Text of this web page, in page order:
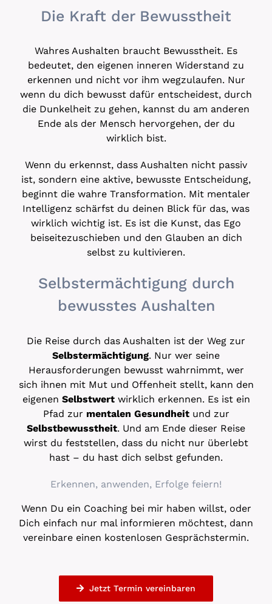
Die Kraft der Bewusstheit
Wahres Aushalten braucht Bewusstheit. Es
bedeutet, den eigenen inneren Widerstand zu
erkennen und nicht vor ihm wegzulaufen. Nur
wenn du dich bewusst dafür entscheidest, durch
die Dunkelheit zu gehen, kannst du am anderen
Ende als der Mensch hervorgehen, der du
wirklich bist.
Wenn du erkennst, dass Aushalten nicht passiv
ist, sondern eine aktive, bewusste Entscheidung,
beginnt die wahre Transformation. Mit mentaler
Intelligenz schärfst du deinen Blick für das, was
wirklich wichtig ist. Es ist die Kunst, das Ego
beiseitezuschieben und den Glauben an dich
selbst zu kultivieren.
Selbstermächtigung durch
bewusstes Aushalten
Die Reise durch das Aushalten ist der Weg zur
Selbstermächtigung. Nur wer seine
Herausforderungen bewusst wahrnimmt, wer
sich ihnen mit Mut und Offenheit stellt, kann den
eigenen Selbstwertwirklich erkennen. Es ist ein
Pfad zur mentalen Gesundheitund zur
Selbstbewusstheit. Und am Ende dieser Reise
wirst du feststellen, dass du nicht nur überlebt
hast – du hast dich selbst gefunden.
Erkennen, anwenden, Erfolge feiern!
Wenn Du ein Coaching bei mir haben willst, oder
Dich einfach nur mal informieren möchtest, dann
vereinbare einen kostenlosen Gesprächstermin.
Jetzt Termin vereinbaren